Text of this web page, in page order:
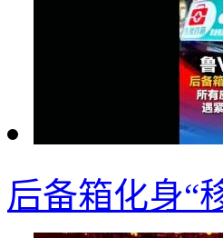
后备箱化身“